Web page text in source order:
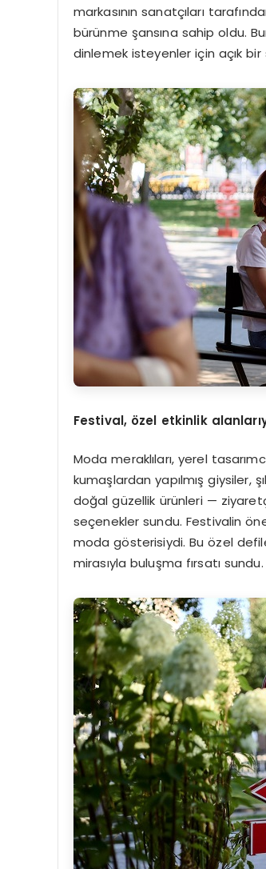
markasının sanatçıları
bürünme şansına sahip oldu.
dinlemek isteyenler için açık bir
Festival, özel etkinlik
Moda meraklıları, yerel
kumaşlardan yapılmış giysiler,
doğal güzellik ürünleri —
seçenekler sundu. Festivalin
moda gösterisiydi. Bu özel
mirasıyla buluşma fırsatı sundu.